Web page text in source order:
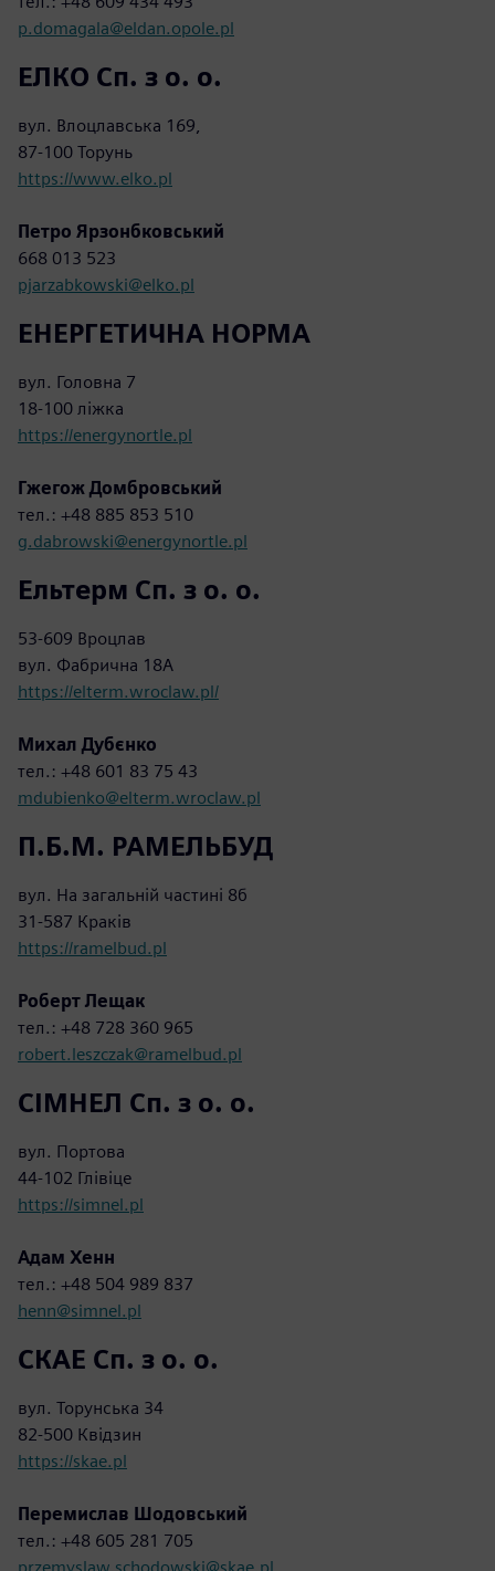
p.domagala@eldan.opole.pl
ЕЛКО Сп. з о. о.
вул. Влоцлавська 169,
87-100 Торунь
https://www.elko.pl
Петро Ярзонбковський
668 013 523
pjarzabkowski@elko.pl
ЕНЕРГЕТИЧНА НОРМА
вул. Головна 7
18-100 ліжка
https://energynortle.pl
Гжегож Домбровський
тел.: +48 885 853 510
g.dabrowski@energynortle.pl
Ельтерм Сп. з о. о.
53-609 Вроцлав
вул. Фабрична 18А
https://elterm.wroclaw.pl/
Михал Дубєнко
тел.: +48 601 83 75 43
mdubienko@elterm.wroclaw.pl
П.Б.М. РАМЕЛЬБУД
вул. На загальній частині 8б
31-587 Краків
https://ramelbud.pl
Роберт Лещак
тел.: +48 728 360 965
robert.leszczak@ramelbud.pl
СІМНЕЛ Сп. з о. о.
вул. Портова
44-102 Глівіце
https://simnel.pl
Адам Хенн
тел.: +48 504 989 837
henn@simnel.pl
СКАЕ Сп. з о. о.
вул. Торунська 34
82-500 Квідзин
https://skae.pl
Перемислав Шодовський
тел.: +48 605 281 705
przemyslaw.schodowski@skae.pl